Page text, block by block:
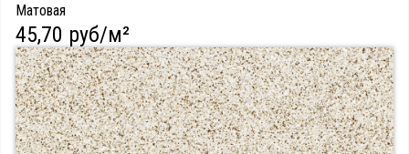
Матовая
45,70 руб/м²